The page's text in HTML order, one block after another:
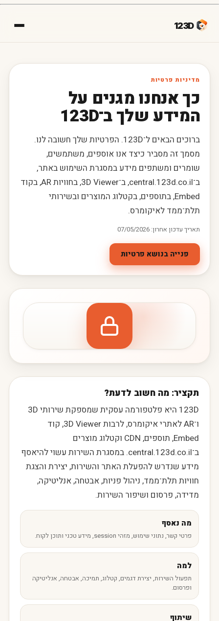
123D
מדיניות פרטיות
כך אנחנו מגנים על
המידע שלך ב־123D
ברוכים הבאים ל־123D. הפרטיות שלך חשובה לנו.
מסמך זה מסביר כיצד אנו אוספים, משתמשים,
שומרים ומשתפים מידע במסגרת השימוש באתר,
ב־central.123d.co.il, ב־3D Viewer, בחוויות AR, בקוד
Embed, בתוספים, בקטלוג המוצרים ובשירותי
תלת־ממד לאיקומרס.
תאריך עדכון אחרון: 07/05/2026
פנייה בנושא פרטיות
תקציר: מה חשוב לדעת?
123D היא פלטפורמה עסקית שמספקת שירותי 3D
ו־AR לאתרי איקומרס, לרבות 3D Viewer, קוד
Embed, תוספים, CDN וקטלוג מוצרים
ב־central.123d.co.il. במסגרת השירות עשוי להיאסף
מידע שנדרש להפעלת האתר והשירות, יצירת והצגת
חוויות תלת־ממד, ניהול פניות, אבטחה, אנליטיקה,
מדידה, פרסום ושיפור השירות.
מה נאסף
פרטי קשר, נתוני שימוש, מזהי session, מידע טכני ותוכן לקוח.
למה
תפעול השירות, יצירת דגמים, קטלוג, תמיכה, אבטחה, אנליטיקה
ופרסום.
שיתוף